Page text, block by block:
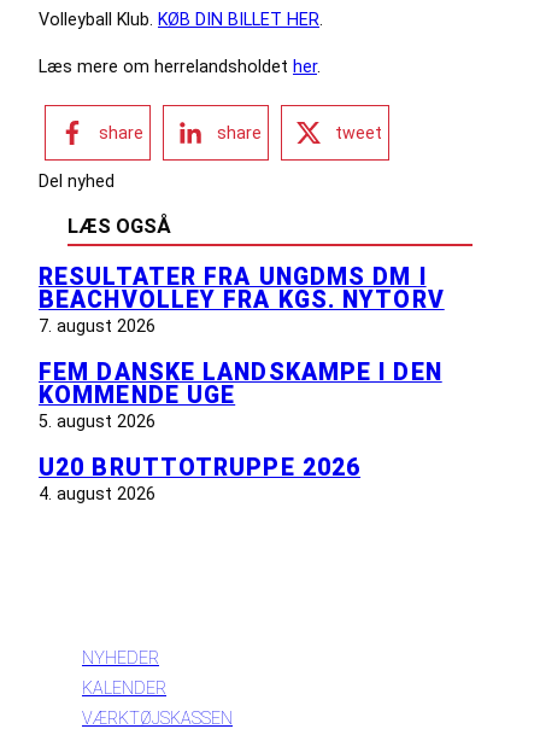
Volleyball Klub.
KØB DIN BILLET HER
Læs mere om herrelandsholdet her.
share share tweet
Del nyhed
LÆS OGSÅ
RESULTATER FRA UNGDMS DM I
BEACHVOLLEY FRA KGS. NYTORV
7. august 2026
FEM DANSKE LANDSKAMPE I DEN
KOMMENDE UGE
5. august 2026
U20 BRUTTOTRUPPE 2026
4. august 2026
NYHEDER
KALENDER
VÆRKTØJSKASSEN